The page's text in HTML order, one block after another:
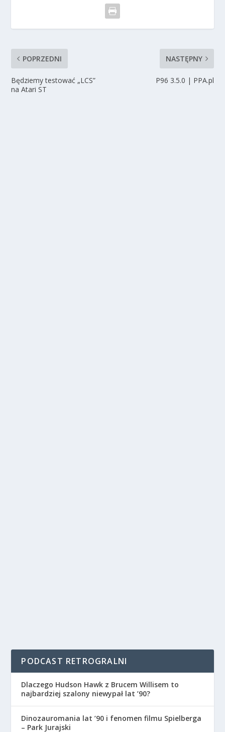
POPRZEDNI
Będziemy testować „LCS”
na Atari ST
NASTĘPNY
P96 3.5.0 | PPA.pl
PODCAST RETROGRALNI
Dlaczego Hudson Hawk z Brucem Willisem to
najbardziej szalony niewypał lat ’90?
Dinozauromania lat ’90 i fenomen filmu Spielberga
– Park Jurajski